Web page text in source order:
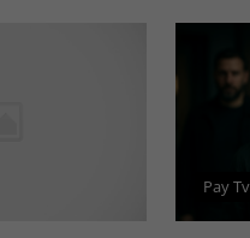
Pay Tv